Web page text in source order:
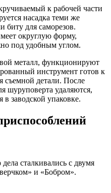
к рабочей части
насадка теми же
биту для саморезов.
округлую форму,
под удобным углом.
металл, функционируют
инструмент готов к
съемной детали. После
шуруповерта удаляются,
заводской упаковке.
сталкивались с двумя
и «Бобром».